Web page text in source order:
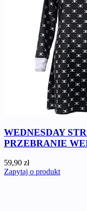
WEDNESDAY
PRZEBRANIE
59,90 zł
Zapytaj o produkt